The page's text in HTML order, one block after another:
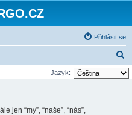
Přihlásit se
l
Jazyk:
jen “my”, “naše”, “nás”,